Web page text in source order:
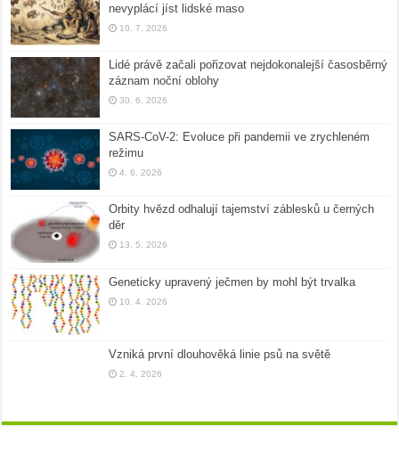
nevyplácí jíst lidské maso
10. 7. 2026
Lidé právě začali pořizovat nejdokonalejší časosběrný
záznam noční oblohy
30. 6. 2026
SARS-CoV-2: Evoluce při pandemii ve zrychleném
režimu
4. 6. 2026
Orbity hvězd odhalují tajemství záblesků u černých
děr
13. 5. 2026
Geneticky upravený ječmen by mohl být trvalka
10. 4. 2026
Vzniká první dlouhověká linie psů na světě
2. 4. 2026